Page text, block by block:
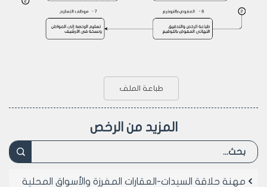
طباعة الملف
المزيد من الرخص
مهنة حلاقة السيدات-العقارات المفرزة والأسواق المحلية